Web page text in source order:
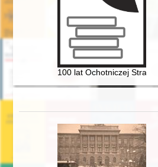
100 lat Ochotniczej Straży